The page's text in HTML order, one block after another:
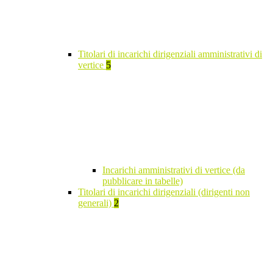
Titolari di incarichi dirigenziali amministrativi di
vertice 5
Incarichi amministrativi di vertice (da
pubblicare in tabelle)
Titolari di incarichi dirigenziali (dirigenti non
generali) 2